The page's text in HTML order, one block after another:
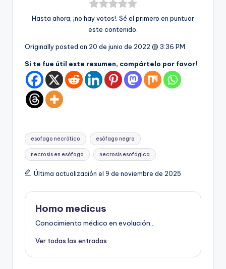
Hasta ahora, ¡no hay votos!. Sé el primero en puntuar
este contenido.
Originally posted on 20 de junio de 2022 @ 3:36 PM
Si te fue útil este resumen, compártelo por favor!
Etiquetas:
esofago necrótico esófago negro
necrosis en esófago necrosis esofágica
Última actualización el 9 de noviembre de 2025
Homo medicus
Conocimiento médico en evolución...
Ver todas las entradas